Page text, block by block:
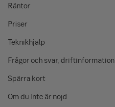
Räntor
Priser
Teknikhjälp
Frågor och svar, driftinformation
Spärra kort
Om du inte är nöjd